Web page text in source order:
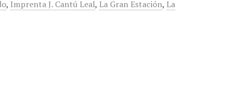
, Imprenta J. Cantú Leal, La Gran Estación, La